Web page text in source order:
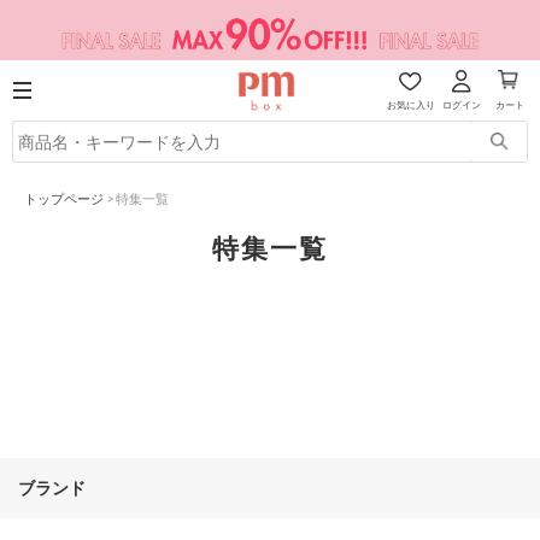
お気に入り ログイン カート
トップページ >特集一覧
特集一覧
ブランド